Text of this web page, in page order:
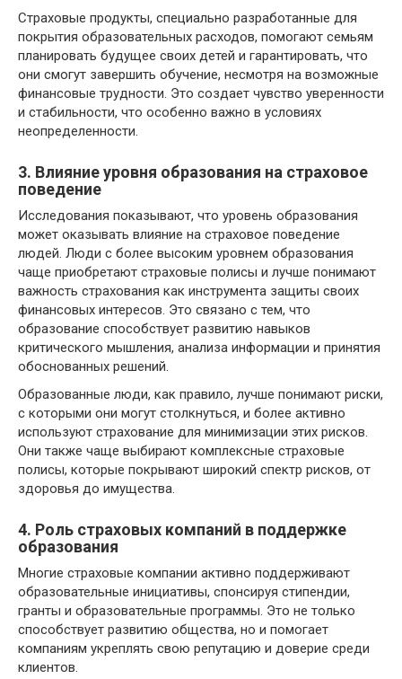
Страховые продукты, специально разработанные для
покрытия образовательных расходов, помогают семьям
планировать будущее своих детей и гарантировать, что
они смогут завершить обучение, несмотря на возможные
финансовые трудности. Это создает чувство уверенности
и стабильности, что особенно важно в условиях
неопределенности.
3. Влияние уровня образования на страховое
поведение
Исследования показывают, что уровень образования
может оказывать влияние на страховое поведение
людей. Люди с более высоким уровнем образования
чаще приобретают страховые полисы и лучше понимают
важность страхования как инструмента защиты своих
финансовых интересов. Это связано с тем, что
образование способствует развитию навыков
критического мышления, анализа информации и принятия
обоснованных решений.
Образованные люди, как правило, лучше понимают риски,
с которыми они могут столкнуться, и более активно
используют страхование для минимизации этих рисков.
Они также чаще выбирают комплексные страховые
полисы, которые покрывают широкий спектр рисков, от
здоровья до имущества.
4. Роль страховых компаний в поддержке
образования
Многие страховые компании активно поддерживают
образовательные инициативы, спонсируя стипендии,
гранты и образовательные программы. Это не только
способствует развитию общества, но и помогает
компаниям укреплять свою репутацию и доверие среди
клиентов.